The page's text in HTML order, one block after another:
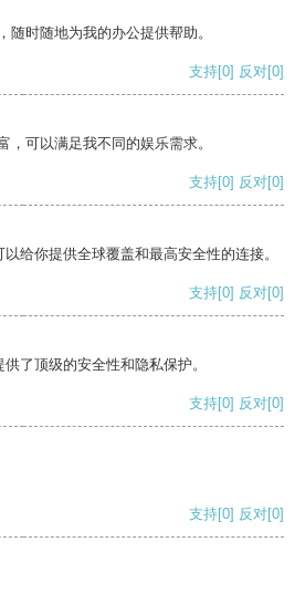
随时随地为我的办公提供帮助。
支持[0] 反对[0]
，可以满足我不同的娱乐需求。
支持[0] 反对[0]
给你提供全球覆盖和最高安全性的连接。
支持[0] 反对[0]
了顶级的安全性和隐私保护。
支持[0] 反对[0]
支持[0] 反对[0]